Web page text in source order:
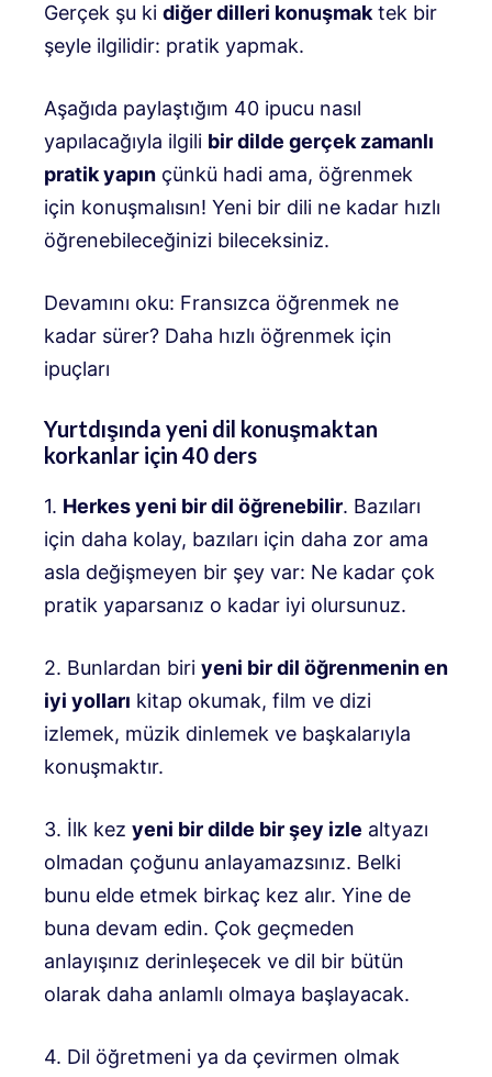
Gerçek şu ki diğer dilleri konuşmaktek bir
şeyle ilgilidir: pratik yapmak.
Aşağıda paylaştığım 40 ipucu nasıl
yapılacağıyla ilgili bir dilde gerçek zamanlı
pratik yapın çünkü hadi ama, öğrenmek
için konuşmalısın! Yeni bir dili ne kadar hızlı
öğrenebileceğinizi bileceksiniz.
Devamını oku: Fransızca öğrenmek ne
kadar sürer? Daha hızlı öğrenmek için
ipuçları
Yurtdışında yeni dil konuşmaktan
korkanlar için 40 ders
1. Herkes yeni bir dil öğrenebilir. Bazıları
için daha kolay, bazıları için daha zor ama
asla değişmeyen bir şey var: Ne kadar çok
pratik yaparsanız o kadar iyi olursunuz.
2. Bunlardan biri yeni bir dil öğrenmenin en
iyi yolları kitap okumak, film ve dizi
izlemek, müzik dinlemek ve başkalarıyla
konuşmaktır.
3. İlk kez yeni bir dilde bir şey izle altyazı
olmadan çoğunu anlayamazsınız. Belki
bunu elde etmek birkaç kez alır. Yine de
buna devam edin. Çok geçmeden
anlayışınız derinleşecek ve dil bir bütün
olarak daha anlamlı olmaya başlayacak.
4. Dil öğretmeni ya da çevirmen olmak